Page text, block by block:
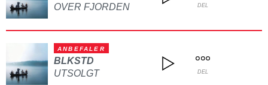
OVER FJORDEN
DEL
ANBEFALER
BLKSTD
UTSOLGT
DEL